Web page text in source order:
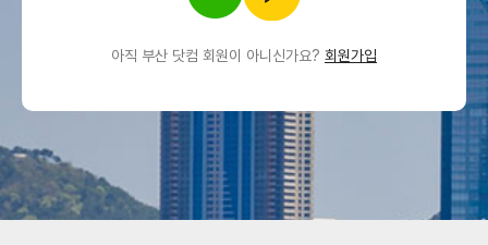
아직 부산 닷컴 회원이 아니신가요? 회원가입